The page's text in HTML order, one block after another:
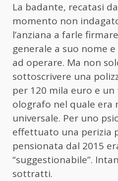
La badante, recatasi
momento non
l’anziana a farle
generale a suo nome
ad operare. Ma non
sottoscrivere una
per 120 mila euro e
olografo nel quale era
universale. Per uno
effettuato una perizia
pensionata dal 2015
“suggestionabile”.
sottratti.